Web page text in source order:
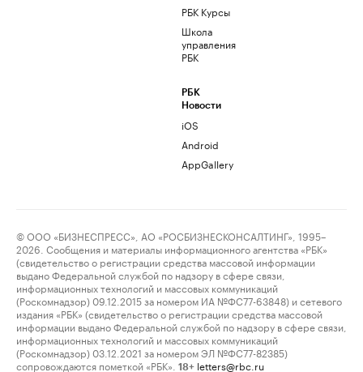
РБК Курсы
Школа
управления
РБК
РБК
Новости
iOS
Android
AppGallery
© ООО «БИЗНЕСПРЕСС», АО «РОСБИЗНЕСКОНСАЛТИНГ», 1995–
2026. Сообщения и материалы информационного агентства «РБК»
(свидетельство о регистрации средства массовой информации
выдано Федеральной службой по надзору в сфере связи,
информационных технологий и массовых коммуникаций
(Роскомнадзор) 09.12.2015 за номером ИА №ФС77-63848) и сетевого
издания «РБК» (свидетельство о регистрации средства массовой
информации выдано Федеральной службой по надзору в сфере связи,
информационных технологий и массовых коммуникаций
(Роскомнадзор) 03.12.2021 за номером ЭЛ №ФС77-82385)
сопровождаются пометкой «РБК».
18+ letters@rbc.ru